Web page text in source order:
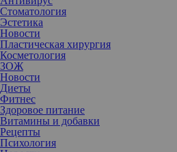
Стоматология
Эстетика
Новости
Пластическая хирургия
Косметология
ЗОЖ
Новости
Диеты
Фитнес
Здоровое питание
Витамины и добавки
Рецепты
Психология